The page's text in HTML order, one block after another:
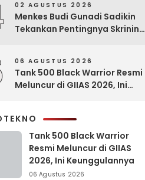
02 AGUSTUS 2026
Menkes Budi Gunadi Sadikin
Tekankan Pentingnya Skrining
06 AGUSTUS 2026
Tank 500 Black Warrior Resmi
Meluncur di GIIAS 2026, Ini
Tank 500 Black Warrior
Resmi Meluncur di GIIAS
2026, Ini Keunggulannya
06 Agustus 2026